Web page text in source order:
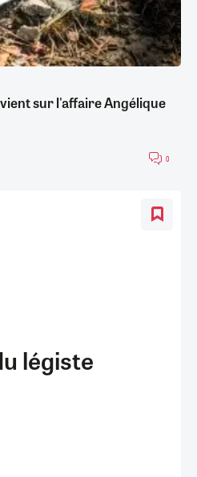
sur l'affaire Angélique
0
légiste